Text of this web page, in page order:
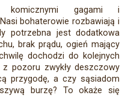
komicznymi gagami i
bohaterowie rozbawiają i
potrzebna jest dodatkowa
brak prądu, ogień mający
dochodzi do kolejnych
pozoru zwykły deszczowy
przygodę, a czy sąsiadom
burzę? To okaże się